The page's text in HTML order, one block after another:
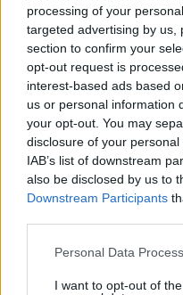
processing of your
targeted advertising by us,
section to confirm your
opt-out request is
interest-based ads based
us or personal information
your opt-out. You may
disclosure of your
IAB’s list of downstream
also be disclosed by us to
Downstream Participants
Please note that this
not limited to your visit or
Personal Data
I want to opt-out of
Selymes,
valódi
fagyasztott
2019. július 31.
egy egészen